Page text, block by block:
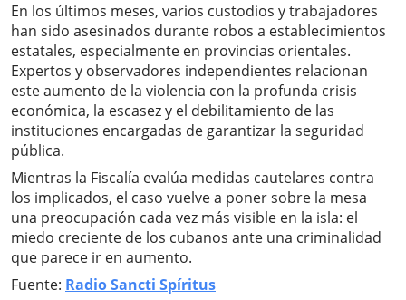
En los últimos meses, varios custodios y trabajadores
han sido asesinados durante robos a establecimientos
estatales, especialmente en provincias orientales.
Expertos y observadores independientes relacionan
este aumento de la violencia con la profunda crisis
económica, la escasez y el debilitamiento de las
instituciones encargadas de garantizar la seguridad
pública.
Mientras la Fiscalía evalúa medidas cautelares contra
los implicados, el caso vuelve a poner sobre la mesa
una preocupación cada vez más visible en la isla: el
miedo creciente de los cubanos ante una criminalidad
que parece ir en aumento.
Fuente: Radio Sancti Spíritus